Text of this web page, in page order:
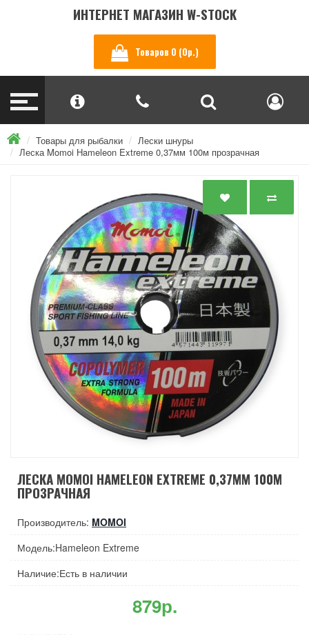
ИНТЕРНЕТ МАГАЗИН W-STOCK
Товаров 0 (0р.)
Товары для рыбалки
Лески шнуры
Леска Momoi Hameleon Extreme 0,37мм 100м прозрачная
ЛЕСКА MOMOI HAMELEON EXTREME 0,37ММ 100М
ПРОЗРАЧНАЯ
Производитель: MOMOI
Модель:Hameleon Extreme
Наличие:Есть в наличии
879р.